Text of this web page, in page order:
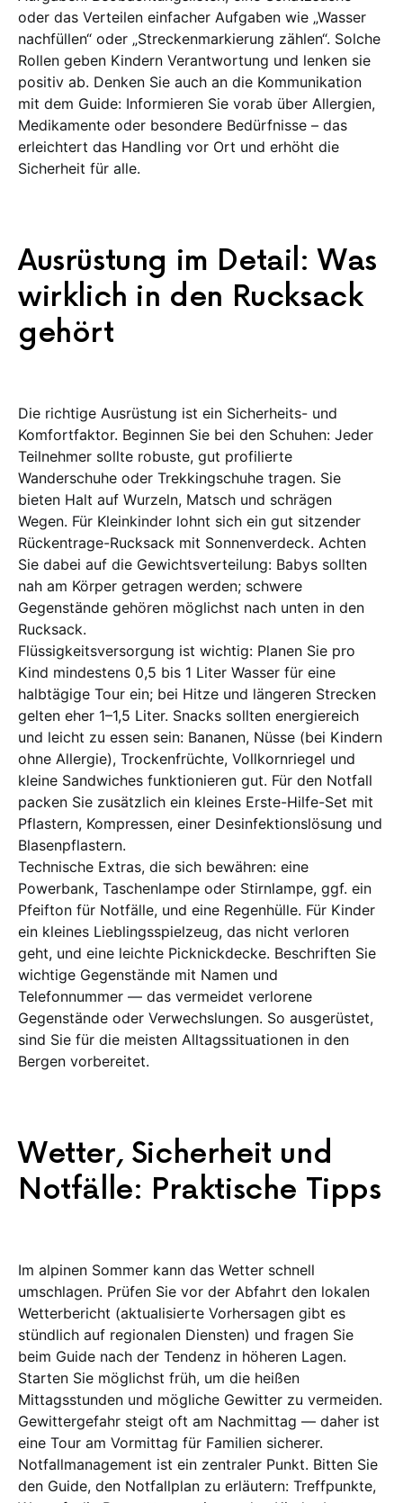
oder das Verteilen einfacher Aufgaben wie „Wasser
nachfüllen“ oder „Streckenmarkierung zählen“. Solche
Rollen geben Kindern Verantwortung und lenken sie
positiv ab. Denken Sie auch an die Kommunikation
mit dem Guide: Informieren Sie vorab über Allergien,
Medikamente oder besondere Bedürfnisse – das
erleichtert das Handling vor Ort und erhöht die
Sicherheit für alle.
Ausrüstung im Detail: Was
wirklich in den Rucksack
gehört
Die richtige Ausrüstung ist ein Sicherheits- und
Komfortfaktor. Beginnen Sie bei den Schuhen: Jeder
Teilnehmer sollte robuste, gut profilierte
Wanderschuhe oder Trekkingschuhe tragen. Sie
bieten Halt auf Wurzeln, Matsch und schrägen
Wegen. Für Kleinkinder lohnt sich ein gut sitzender
Rückentrage-Rucksack mit Sonnenverdeck. Achten
Sie dabei auf die Gewichtsverteilung: Babys sollten
nah am Körper getragen werden; schwere
Gegenstände gehören möglichst nach unten in den
Rucksack.
Flüssigkeitsversorgung ist wichtig: Planen Sie pro
Kind mindestens 0,5 bis 1 Liter Wasser für eine
halbtägige Tour ein; bei Hitze und längeren Strecken
gelten eher 1–1,5 Liter. Snacks sollten energiereich
und leicht zu essen sein: Bananen, Nüsse (bei Kindern
ohne Allergie), Trockenfrüchte, Vollkornriegel und
kleine Sandwiches funktionieren gut. Für den Notfall
packen Sie zusätzlich ein kleines Erste-Hilfe-Set mit
Pflastern, Kompressen, einer Desinfektionslösung und
Blasenpflastern.
Technische Extras, die sich bewähren: eine
Powerbank, Taschenlampe oder Stirnlampe, ggf. ein
Pfeifton für Notfälle, und eine Regenhülle. Für Kinder
ein kleines Lieblingsspielzeug, das nicht verloren
geht, und eine leichte Picknickdecke. Beschriften Sie
wichtige Gegenstände mit Namen und
Telefonnummer — das vermeidet verlorene
Gegenstände oder Verwechslungen. So ausgerüstet,
sind Sie für die meisten Alltagssituationen in den
Bergen vorbereitet.
Wetter, Sicherheit und
Notfälle: Praktische Tipps
Im alpinen Sommer kann das Wetter schnell
umschlagen. Prüfen Sie vor der Abfahrt den lokalen
Wetterbericht (aktualisierte Vorhersagen gibt es
stündlich auf regionalen Diensten) und fragen Sie
beim Guide nach der Tendenz in höheren Lagen.
Starten Sie möglichst früh, um die heißen
Mittagsstunden und mögliche Gewitter zu vermeiden.
Gewittergefahr steigt oft am Nachmittag — daher ist
eine Tour am Vormittag für Familien sicherer.
Notfallmanagement ist ein zentraler Punkt. Bitten Sie
den Guide, den Notfallplan zu erläutern: Treffpunkte,